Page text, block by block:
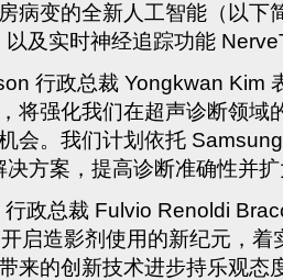
病变的全新人工智能（以下
以及实时神经追踪功能
行政总裁 Yongkwan Kim
将强化我们在超声诊断领域
会。我们计划依托
决方案，提高诊断准确性并
政总裁 Fulvio Renoldi
启造影剂使用的新纪元，着
来的创新技术进步持乐观态